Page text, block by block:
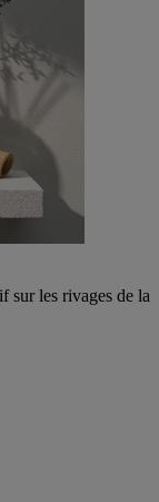
sur les rivages de la